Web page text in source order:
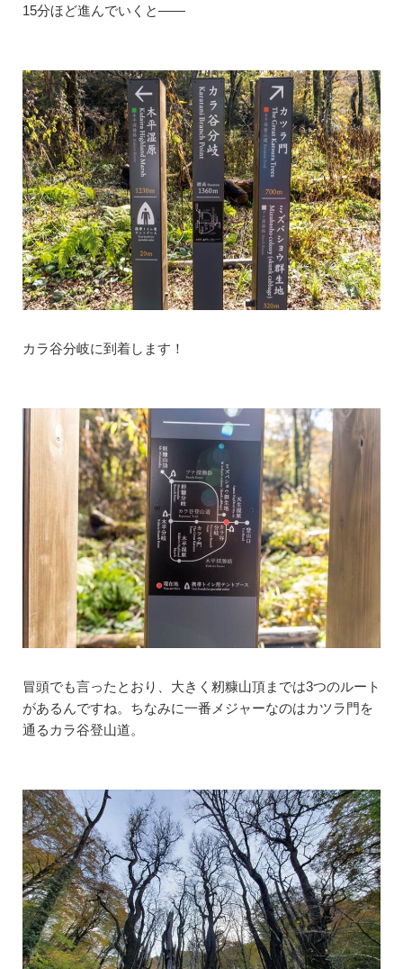
15分ほど進んでいくと――
カラ谷分岐に到着します！
冒頭でも言ったとおり、大きく籾糠山頂までは3つのルート
があるんですね。ちなみに一番メジャーなのはカツラ門を
通るカラ谷登山道。